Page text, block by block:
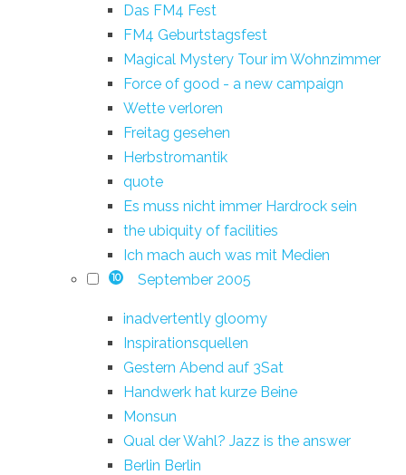
Das FM4 Fest
FM4 Geburtstagsfest
Magical Mystery Tour im Wohnzimmer
Force of good - a new campaign
Wette verloren
Freitag gesehen
Herbstromantik
quote
Es muss nicht immer Hardrock sein
the ubiquity of facilities
Ich mach auch was mit Medien
10 September 2005
inadvertently gloomy
Inspirationsquellen
Gestern Abend auf 3Sat
Handwerk hat kurze Beine
Monsun
Qual der Wahl? Jazz is the answer
Berlin Berlin